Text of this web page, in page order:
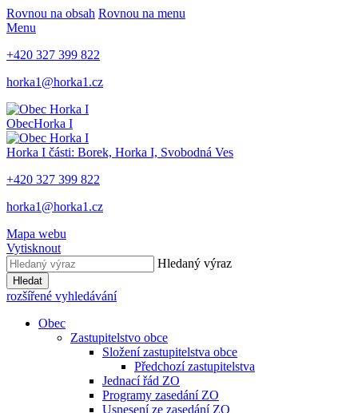
Rovnou na obsah Rovnou na menu
Menu
+420 327 399 822
horka1@horka1.cz
ObecHorka I
Horka I části: Borek, Horka I, Svobodná Ves
+420 327 399 822
horka1@horka1.cz
Mapa webu
Vytisknout
Hledaný výraz
Hledat
rozšířené vyhledávání
Obec
Zastupitelstvo obce
Složení zastupitelstva obce
Předchozí zastupitelstva
Jednací řád ZO
Programy zasedání ZO
Usnesení ze zasedání ZO